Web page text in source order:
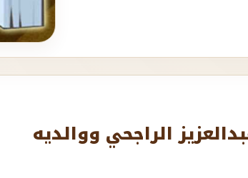
الراجحي ووالديه